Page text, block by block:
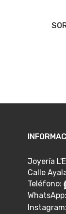
Joyería
Calle
Teléfono:
WhatsApp:
Instagram: